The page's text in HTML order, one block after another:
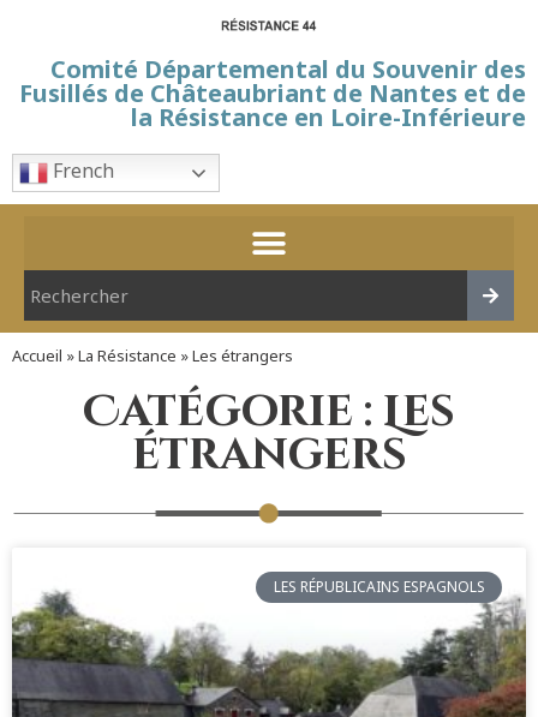
Comité Départemental du Souvenir des
Fusillés de Châteaubriant de Nantes et de
la Résistance en Loire-Inférieure
French
Accueil »La Résistance »Les étrangers
Catégorie : Les
étrangers
LES RÉPUBLICAINS ESPAGNOLS